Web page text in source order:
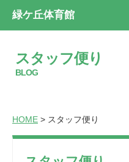
緑ケ丘体育館
スタッフ便り
BLOG
HOME > スタッフ便り